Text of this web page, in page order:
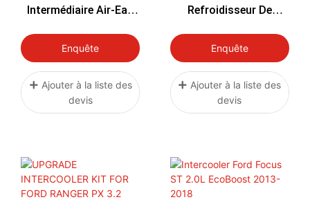
Intermédiaire Air-Eau
Ford 6,7 L
Powercourse Diesel
2011 – 2016
Enquête
Ajouter à la liste des
devis
Refroidisseur De
Performantes L5P GM
6,6 L Allison Série
1000/2000
Enquête
Ajouter à la liste des
devis